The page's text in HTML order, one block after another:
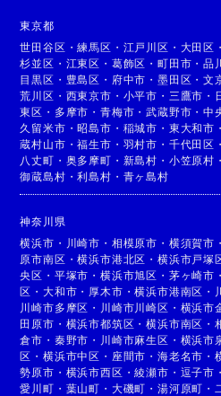
東京都
世田谷区 ・練馬区 ・ 江戸川区 ・ 大田区 ・
杉並区 ・ 江東区 ・ 葛飾区 ・町田市 ・品
目黒区 ・ 豊島区 ・ 府中市 ・墨田区 ・文
荒川区 ・ 西東京市 ・ 小平市 ・ 三鷹市 ・
東区 ・ 多摩市 ・青梅市 ・武蔵野市 ・中
久留米市 ・昭島市 ・ 稲城市 ・ 東大和市 ・
蔵村山市 ・福生市 ・ 羽村市 ・ 千代田区 ・
八丈町 ・ 奥多摩町 ・ 新島村 ・ 小笠原村 ・
御蔵島村 ・利島村 ・ 青ヶ島村
神奈川県
横浜市 ・ 川崎市 ・ 相模原市 ・ 横須賀市 ・
原市南区 ・横浜市港北区 ・横浜市戸塚
央区 ・ 平塚市 ・横浜市旭区 ・ 茅ヶ崎市 ・
区 ・大和市 ・ 厚木市 ・横浜市港南区 ・
川崎市多摩区 ・ 川崎市川崎区 ・ 横浜市
田原市 ・ 横浜市都筑区 ・横浜市南区 ・
倉市 ・ 秦野市 ・ 川崎市麻生区 ・ 横浜市
区 ・横浜市中区 ・ 座間市 ・海老名市 ・
勢原市 ・ 横浜市西区 ・綾瀬市 ・ 逗子市 ・
愛川町 ・ 葉山町 ・ 大磯町 ・湯河原町 ・